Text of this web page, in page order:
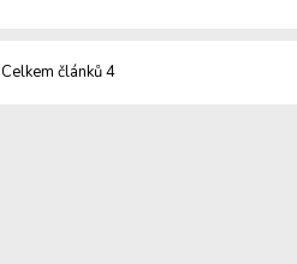
Celkem článků 4